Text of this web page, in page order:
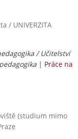
/ UNIVERZITA
/ Učitelství
| Práce na
(studium mimo